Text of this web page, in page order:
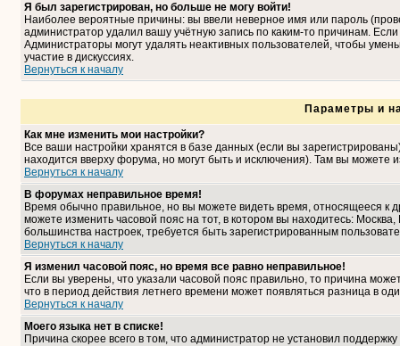
Я был зарегистрирован, но больше не могу войти!
Наиболее вероятные причины: вы ввели неверное имя или пароль
администратор удалил вашу учётную запись по каким-то причинам.
Администраторы могут удалять неактивных пользователей, чтобы
участие в дискуссиях.
Вернуться к началу
Параметры и
Как мне изменить мои настройки?
Все ваши настройки хранятся в базе данных (если вы
находится вверху форума, но могут быть и исключения). Там вы можете
Вернуться к началу
В форумах неправильное время!
Время обычно правильное, но вы можете видеть время, относящееся к
можете изменить часовой пояс на тот, в котором вы находитесь:
большинства настроек, требуется быть зарегистрированным
Вернуться к началу
Я изменил часовой пояс, но время все равно неправильное!
Если вы уверены, что указали часовой пояс правильно, то причина
что в период действия летнего времени может появляться разница в
Вернуться к началу
Моего языка нет в списке!
Причина скорее всего в том, что администратор не установил